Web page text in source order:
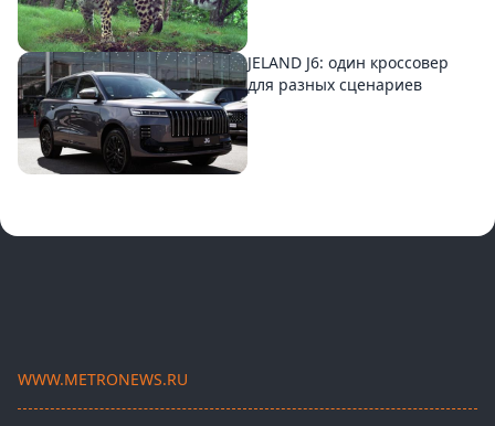
JELAND J6: один кроссовер
для разных сценариев
WWW.METRONEWS.RU